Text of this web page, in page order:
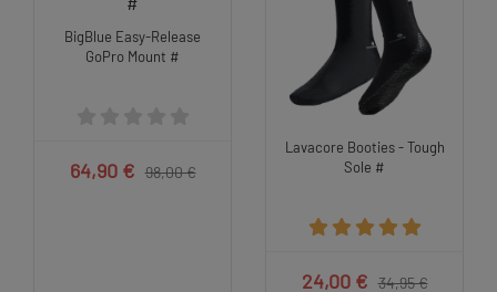
BigBlue Easy-Release
GoPro Mount #
64,90 € 98,00 €
Lavacore Booties - Tough
Sole #
24,00 € 34,95 €